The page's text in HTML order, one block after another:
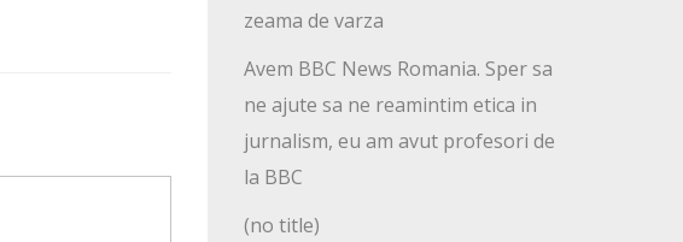
zeama de varza
Avem BBC News Romania. Sper sa
ne ajute sa ne reamintim etica in
jurnalism, eu am avut profesori de
la BBC
(no title)